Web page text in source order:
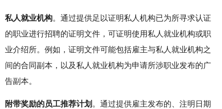
私人就业机构。通过提供足以证明私人机构已为所寻求认证
的职业进行招聘的证明文件，可证明使用私人就业机构或职
业介绍所。例如，证明文件可能包括雇主与私人就业机构之
间的合同副本，以及私人就业机构为申请所涉职业发布的广
告副本。
附带奖励的员工推荐计划 。通过提供雇主发布的、注明日期